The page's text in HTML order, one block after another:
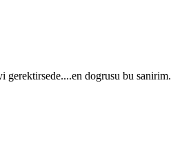
gerektirsede....en dogrusu bu sanirim.